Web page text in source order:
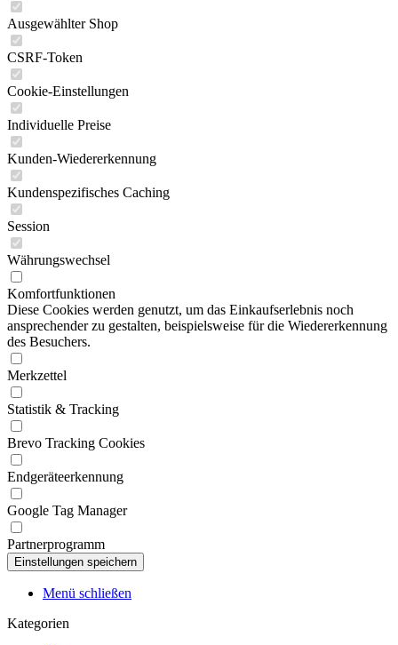
Ausgewählter Shop
CSRF-Token
Cookie-Einstellungen
Individuelle Preise
Kunden-Wiedererkennung
Kundenspezifisches Caching
Session
Währungswechsel
Komfortfunktionen
Diese Cookies werden genutzt, um das Einkaufserlebnis noch
ansprechender zu gestalten, beispielsweise für die Wiedererkennung
des Besuchers.
Merkzettel
Statistik & Tracking
Brevo Tracking Cookies
Endgeräteerkennung
Google Tag Manager
Partnerprogramm
Menü schließen
Kategorien